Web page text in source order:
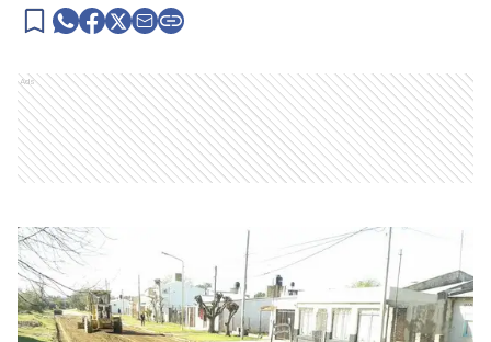
Ads